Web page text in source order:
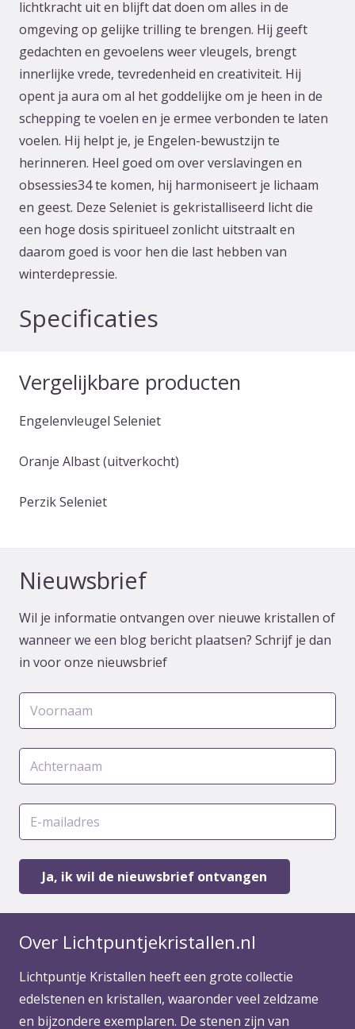
lichtkracht uit en blijft dat doen om alles in de
omgeving op gelijke trilling te brengen. Hij geeft
gedachten en gevoelens weer vleugels, brengt
innerlijke vrede, tevredenheid en creativiteit. Hij
opent ja aura om al het goddelijke om je heen in de
schepping te voelen en je ermee verbonden te laten
voelen. Hij helpt je, je Engelen-bewustzijn te
herinneren. Heel goed om over verslavingen en
obsessies34 te komen, hij harmoniseert je lichaam
en geest. Deze Seleniet is gekristalliseerd licht die
een hoge dosis spiritueel zonlicht uitstraalt en
daarom goed is voor hen die last hebben van
winterdepressie.
Specificaties
Vergelijkbare producten
Engelenvleugel Seleniet
Oranje Albast (uitverkocht)
Perzik Seleniet
Nieuwsbrief
Wil je informatie ontvangen over nieuwe kristallen of
wanneer we een blog bericht plaatsen? Schrijf je dan
in voor onze nieuwsbrief
Over Lichtpuntjekristallen.nl
Lichtpuntje Kristallen heeft een grote collectie
edelstenen en kristallen, waaronder veel zeldzame
en bijzondere exemplaren. De stenen zijn van